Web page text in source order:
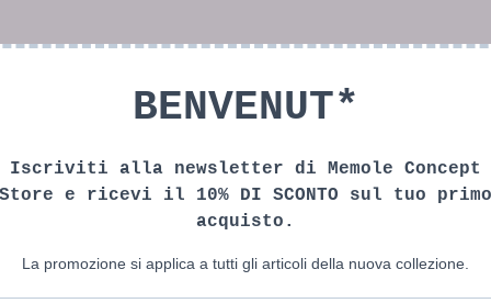
BENVENUT*
Iscriviti alla newsletter di Memole Concept
Store e ricevi il 10% DI SCONTO sul tuo primo
acquisto.
La promozione si applica a tutti gli articoli della nuova collezione.